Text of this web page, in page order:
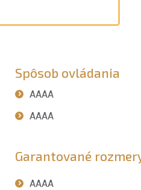
Spôsob ovládania
AAAA
AAAA
Garantované
AAAA